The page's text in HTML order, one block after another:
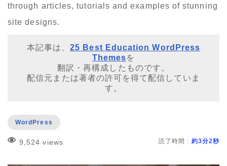
through articles, tutorials and examples of stunning
site designs.
本記事は、25 Best Education WordPress
Themesを
翻訳・再構成したものです。
配信元または著者の許可を得て配信していま
す。
WordPress
9,524 views 読了時間 : 約3分2秒